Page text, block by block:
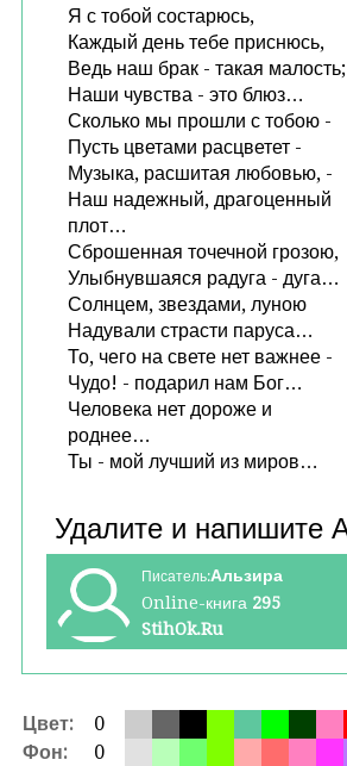
Я с тобой состарюсь,
Каждый день тебе приснюсь,
Ведь наш брак - такая малость;
Наши чувства - это блюз…
Сколько мы прошли с тобою -
Пусть цветами расцветет -
Музыка, расшитая любовью, -
Наш надежный, драгоценный
плот…
Сброшенная точечной грозою,
Улыбнувшаяся радуга - дуга…
Солнцем, звездами, луною
Надували страсти паруса…
То, чего на свете нет важнее -
Чудо! - подарил нам Бог…
Человека нет дороже и
роднее…
Ты - мой лучший из миров…
Писатель:Альзира
Online-книга 295
StihOk.Ru
Цвет:
0
Фон:
0